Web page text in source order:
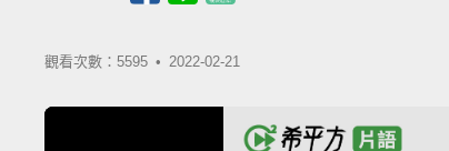
觀看次數：5595 • 2022-02-21